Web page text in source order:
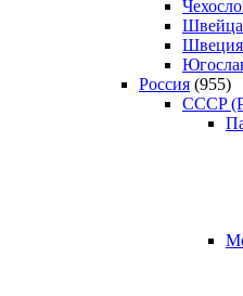
Швеция
Россия (955)
CCCP